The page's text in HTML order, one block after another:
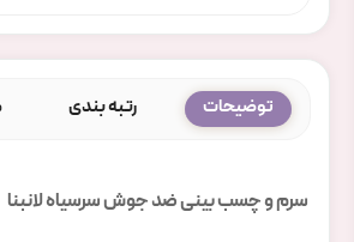
توضیحات رتبه بندی
سرم و چسب بینی ضد جوش سرسیاه لانبنا